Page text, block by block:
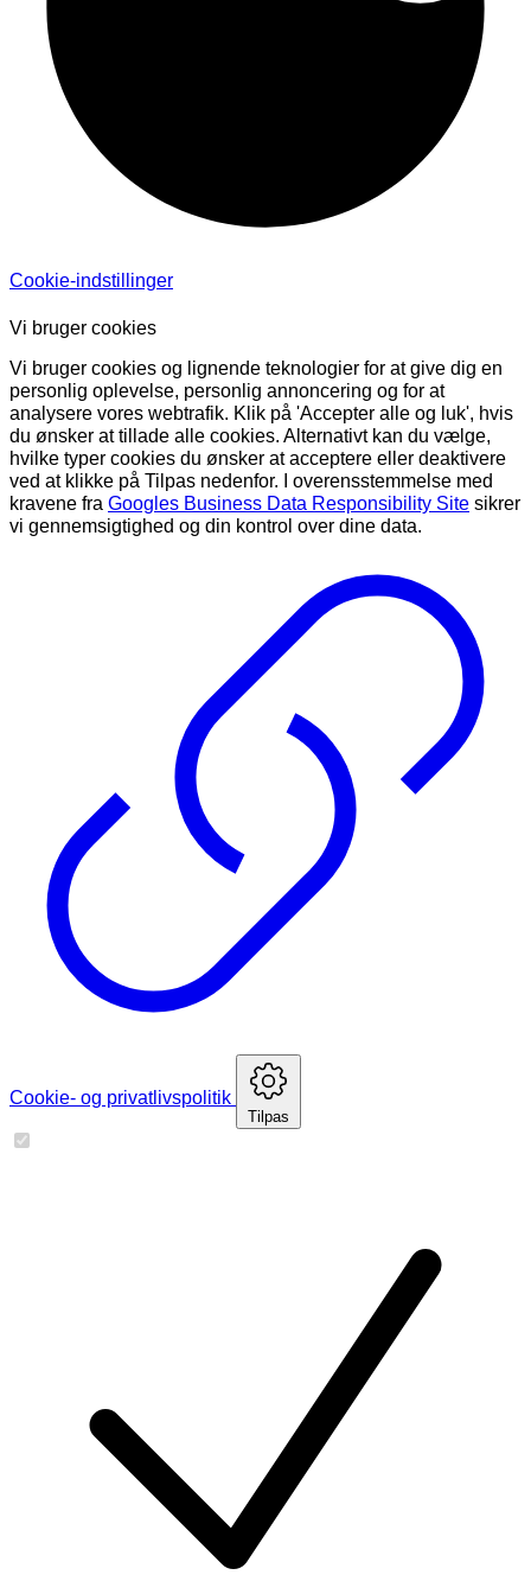
Cookie-indstillinger
Vi bruger cookies
Vi bruger cookies og lignende teknologier for at give dig en
personlig oplevelse, personlig annoncering og for at
analysere vores webtrafik. Klik på 'Accepter alle og luk', hvis
du ønsker at tillade alle cookies. Alternativt kan du vælge,
hvilke typer cookies du ønsker at acceptere eller deaktivere
ved at klikke på Tilpas nedenfor. I overensstemmelse med
kravene fra Googles Business Data Responsibility Site sikrer
vi gennemsigtighed og din kontrol over dine data.
Cookie- og privatlivspolitik
Tilpas